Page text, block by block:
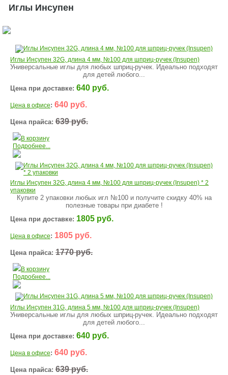
Иглы Инсупен
Иглы Инсупен 32G, длина 4 мм, №100 для шприц-ручек (Insupen)
Универсальные иглы для любых шприц-ручек. Идеально подходят
для детей любого...
Цена при доставке: 640 руб.
Цена в офисе: 640 руб.
Цена прайса: 639 руб.
В корзину
Подробнее...
Иглы Инсупен 32G, длина 4 мм, №100 для шприц-ручек (Insupen) * 2
упаковки
Купите 2 упаковки любых игл №100 и получите скидку 40% на
полезные товары при диабете !
Цена при доставке: 1805 руб.
Цена в офисе: 1805 руб.
Цена прайса: 1770 руб.
В корзину
Подробнее...
Иглы Инсупен 31G, длина 5 мм, №100 для шприц-ручек (Insupen)
Универсальные иглы для любых шприц-ручек. Идеально подходят
для детей любого...
Цена при доставке: 640 руб.
Цена в офисе: 640 руб.
Цена прайса: 639 руб.